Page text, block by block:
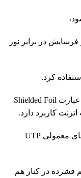
در برابر نور
کرد.
این محصول دارای استاندارد SFTP ( مخفف عبارت Shielded Foil
کابل SFTP دارای چندین لایه بیشتر از کابل های معمولی UTP
فشرده در کنار هم